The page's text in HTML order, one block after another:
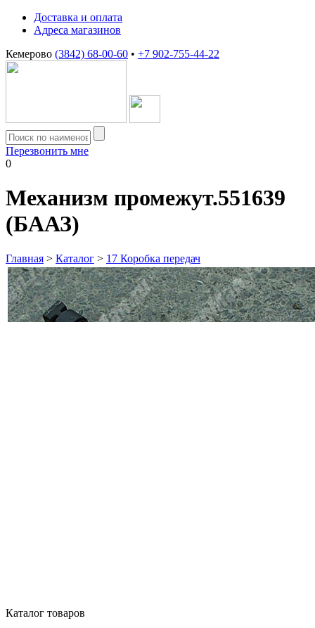
Доставка и оплата
Адреса магазинов
Кемерово (3842) 68-00-60 • +7 902-755-44-22
Перезвонить мне
0
Механизм промежут.551639
(БААЗ)
Главная > Каталог > 17 Коробка передач
Каталог товаров